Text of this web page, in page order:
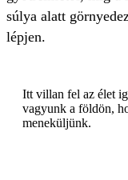
súlya alatt
lépjen.
Itt villan fel az élet
vagyunk a földön,
meneküljünk.